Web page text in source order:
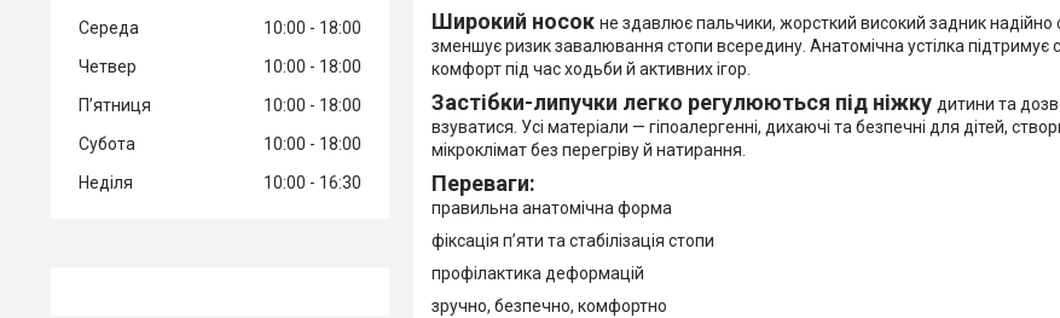
Широкий носок не здавлює пальчики, жорсткий високий задник надійно
зменшує ризик завалювання стопи всередину. Анатомічна устілка підтримує
комфорт під час ходьби й активних ігор.
Застібки-липучки легко регулюються під ніжку дитини та
взуватися. Усі матеріали — гіпоалергенні, дихаючі та безпечні для дітей,
мікроклімат без перегріву й натирання.
Переваги:
правильна анатомічна форма
фіксація п’яти та стабілізація стопи
профілактика деформацій
зручно, безпечно, комфортно
Середа
10:00
18:00
Четвер
10:00
18:00
Пʼятниця
10:00
18:00
Субота
10:00
18:00
Неділя
10:00 16:30